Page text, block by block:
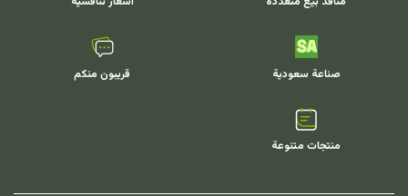
صناعة سعودية قريبون منكم
منتجات متنوعة